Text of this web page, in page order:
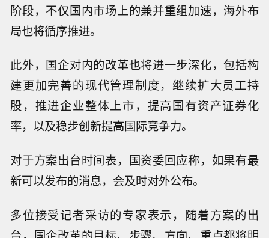
阶段，不仅国内市场上的兼并重组加速，海外布
局也将循序推进。
此外，国企对内的改革也将进一步深化，包括构
建更加完善的现代管理制度，继续扩大员工持
股，推进企业整体上市，提高国有资产证券化
率，以及稳步创新提高国际竞争力。
对于方案出台时间表，国资委回应称，如果有最
新可以发布的消息，会及时对外公布。
多位接受记者采访的专家表示，随着方案的出